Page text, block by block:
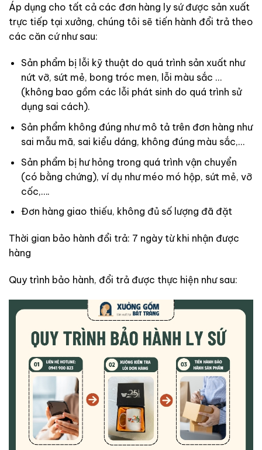
Áp dụng cho tất cả các đơn hàng ly sứ được sản xuất
trực tiếp tại xưởng, chúng tôi sẽ tiến hành đổi trả theo
các căn cứ như sau:
Sản phẩm bị lỗi kỹ thuật do quá trình sản xuất như
nứt vỡ, sứt mẻ, bong tróc men, lỗi màu sắc …
(không bao gồm các lỗi phát sinh do quá trình sử
dụng sai cách).
Sản phẩm không đúng như mô tả trên đơn hàng như
sai mẫu mã, sai kiểu dáng, không đúng màu sắc,…
Sản phẩm bị hư hỏng trong quá trình vận chuyển
(có bằng chứng), ví dụ như méo mó hộp, sứt mẻ, vỡ
cốc,….
Đơn hàng giao thiếu, không đủ số lượng đã đặt
Thời gian bảo hành đổi trả: 7 ngày từ khi nhận được
hàng
Quy trình bảo hành, đổi trả được thực hiện như sau: